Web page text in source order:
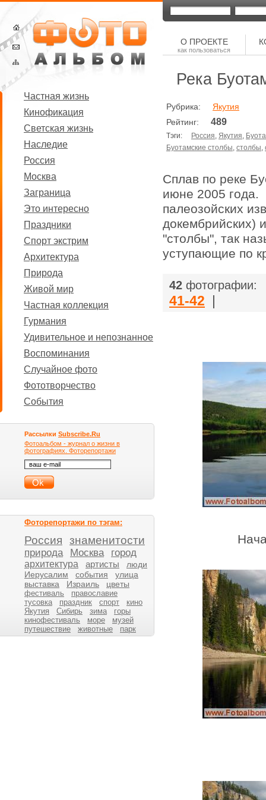
Частная жизнь
Кинофикация
Светская жизнь
Наследие
Россия
Москва
Заграница
Это интересно
Праздники
Спорт экстрим
Архитектура
Природа
Живой мир
Частная коллекция
Гурмания
Удивительное и непознанное
Воспоминания
Случайное фото
Фототворчество
События
Рассылки Subscribe.Ru
Фотоальбом - журнал о жизни в
фотографиях. Фоторепортажи
Фоторепортажи по тэгам:
Россия знаменитости
природа Москва город
архитектура артисты
люди
Иерусалим
события
улица
выставка
Израиль цветы
фестиваль
православие
тусовка
праздник спорт
кино
Якутия
Сибирь зима
горы
кинофестиваль
море
музей
путешествие
животные парк
О ПРОЕКТЕ
как пользоваться
Река
Рубрика: Якутия
Рейтинг: 489
Тэги: Россия, Якутия,
Буотамские столбы, столбы,
Сплав по реке
июне 2005 года.
палеозойских
докембрийских)
"столбы", так
уступающие по
42 фотографии:
41-42 |